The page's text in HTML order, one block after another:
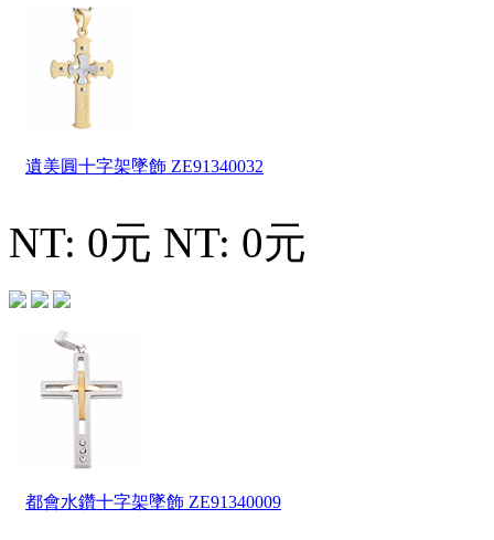
遺美圓十字架墜飾 ZE91340032
NT: 0元 NT: 0元
都會水鑽十字架墜飾 ZE91340009